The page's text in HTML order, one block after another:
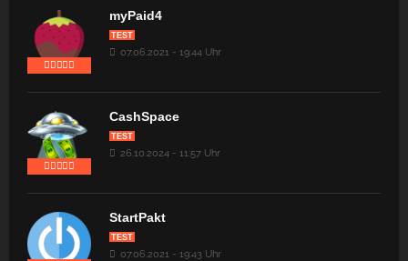
myPaid4
TEST
07.06.2021 - 19:44 Uhr
CashSpace
TEST
26.10.2024 - 11:57 Uhr
StartPakt
TEST
07.06.2021 - 19:43 Uhr